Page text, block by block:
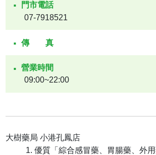
門市電話
07-7918521
傳真
營業時間
09:00~22:00
大樹藥局 小港孔鳳店
優質「綜合感冒藥、胃腸藥、外用